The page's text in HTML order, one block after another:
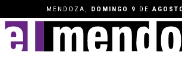
MENDOZA, DOMINGO 9 DE